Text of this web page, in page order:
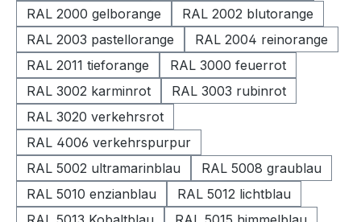
RAL 2000 gelborange
RAL 2002 blutorange
RAL 2003 pastellorange
RAL 2004 reinorange
RAL 2011 tieforange
RAL 3000 feuerrot
RAL 3002 karminrot
RAL 3003 rubinrot
RAL 3020 verkehrsrot
RAL 4006 verkehrspurpur
RAL 5002 ultramarinblau
RAL 5008 graublau
RAL 5010 enzianblau
RAL 5012 lichtblau